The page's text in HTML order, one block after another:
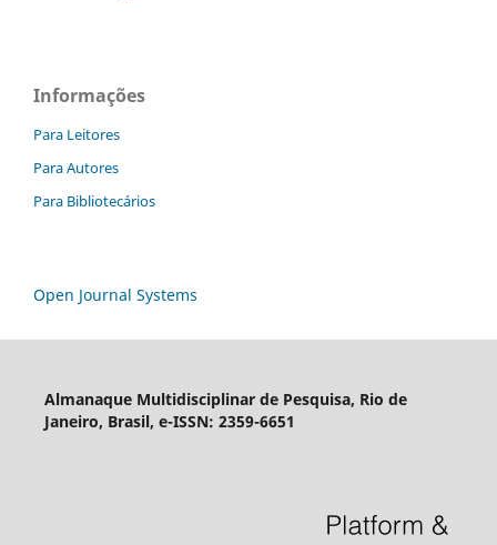
Informações
Para Leitores
Para Autores
Para Bibliotecários
Open Journal Systems
Almanaque Multidisciplinar de Pesquisa, Rio de
Janeiro, Brasil, e-ISSN: 2359-6651